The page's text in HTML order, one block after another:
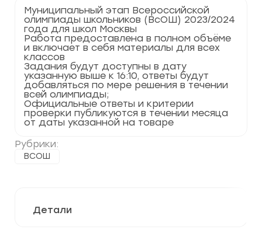
Муниципальный этап Всероссийской
олимпиады школьников (ВсОШ) 2023/2024
года для школ Москвы
Работа предоставлена в полном объёме
и включает в себя материалы для всех
классов
Задания будут доступны в дату
указанную выше к 16:10, ответы будут
добавляться по мере решения в течении
всей олимпиады;
Официальные ответы и критерии
проверки публикуются в течении месяца
от даты указанной на товаре
Рубрики:
ВСОШ
77
регион
Детали